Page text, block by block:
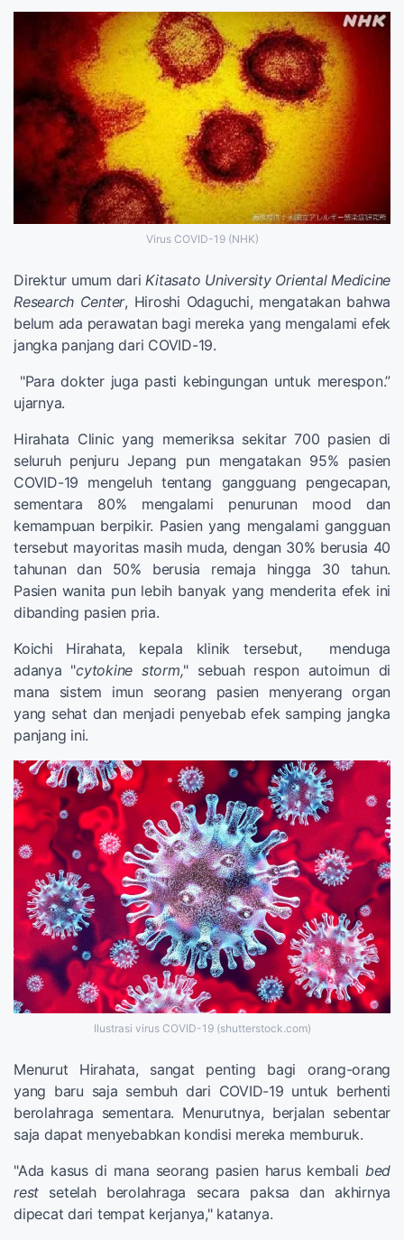
Virus COVID-19 (NHK)
Direktur umum dariKitasato University Oriental Medicine
Research Center, Hiroshi Odaguchi, mengatakan bahwa
belum ada perawatan bagi mereka yang mengalami efek
jangka panjang dari COVID-19.
"Para dokter juga pasti kebingungan untuk merespon.”
ujarnya.
Hirahata Clinic yang memeriksa sekitar 700 pasien di
seluruh penjuru Jepang pun mengatakan 95% pasien
COVID-19 mengeluh tentang gangguang pengecapan,
sementara 80% mengalami penurunan mood dan
kemampuan berpikir. Pasien yang mengalami gangguan
tersebut mayoritas masih muda, dengan 30% berusia 40
tahunan dan 50% berusia remaja hingga 30 tahun.
Pasien wanita pun lebih banyak yang menderita efek ini
dibanding pasien pria.
Koichi Hirahata, kepala klinik tersebut, menduga
adanya "cytokine storm," sebuah respon autoimun di
mana sistem imun seorang pasien menyerang organ
yang sehat dan menjadi penyebab efek samping jangka
panjang ini.
Ilustrasi virus COVID-19 (shutterstock.com)
Menurut Hirahata, sangat penting bagi orang-orang
yang baru saja sembuh dari COVID-19 untuk berhenti
berolahraga sementara. Menurutnya, berjalan sebentar
saja dapat menyebabkan kondisi mereka memburuk.
"Ada kasus di mana seorang pasien harus kembali bed
rest setelah berolahraga secara paksa dan akhirnya
dipecat dari tempat kerjanya," katanya.